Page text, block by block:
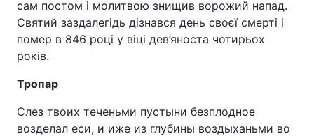
сам постом і молитвою знищив ворожий напад.
Святий заздалегідь дізнався день своєї смерті і
помер в 846 році у віці дев’яноста чотирьох
років.
Тропар
Слез твоих теченьми пустыни безплодное
возделал еси, и иже из глубины воздыханьми во